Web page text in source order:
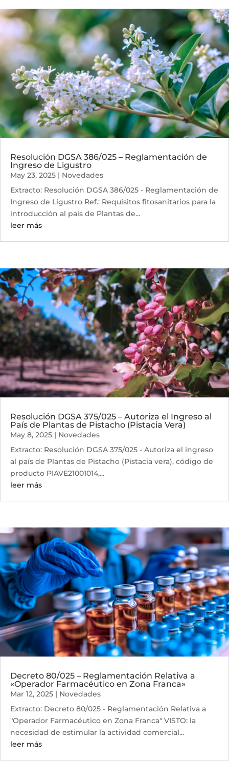
Resolución DGSA 386/025 – Reglamentación de
Ingreso de Ligustro
May 23, 2025 | Novedades
Extracto: Resolución DGSA 386/025 - Reglamentación de
Ingreso de Ligustro Ref.: Requisitos fitosanitarios para la
introducción al país de Plantas de...
leer más
Resolución DGSA 375/025 – Autoriza el Ingreso al
País de Plantas de Pistacho (Pistacia Vera)
May 8, 2025 | Novedades
Extracto: Resolución DGSA 375/025 - Autoriza el ingreso
al país de Plantas de Pistacho (Pistacia vera), código de
producto PIAVE21001014,...
leer más
Decreto 80/025 – Reglamentación Relativa a
«Operador Farmacéutico en Zona Franca»
Mar 12, 2025 | Novedades
Extracto: Decreto 80/025 - Reglamentación Relativa a
"Operador Farmacéutico en Zona Franca" VISTO: la
necesidad de estimular la actividad comercial...
leer más